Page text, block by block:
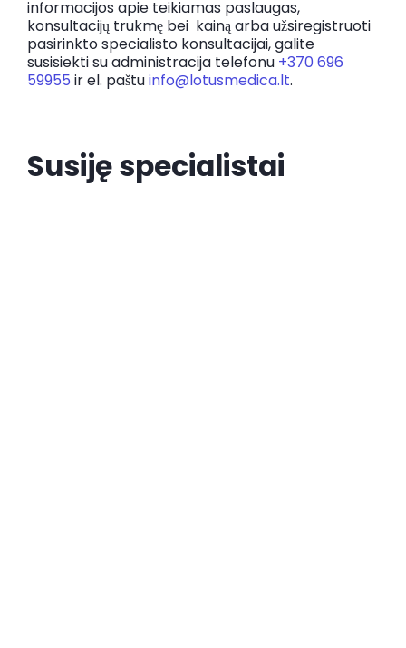
informacijos apie teikiamas paslaugas,
konsultacijų trukmę bei kainą arba užsiregistruoti
pasirinkto specialisto konsultacijai, galite
susisiekti su administracija telefonu +370 696
59955 ir el. paštuinfo@lotusmedica.lt.
Susiję specialistai